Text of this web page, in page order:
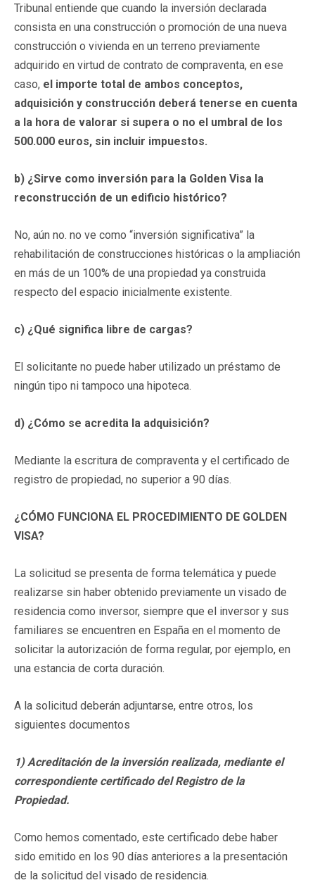
Tribunal entiende que cuando la inversión declarada
consista en una construcción o promoción de una nueva
construcción o vivienda en un terreno previamente
adquirido en virtud de contrato de compraventa, en ese
caso, el importe total de ambos conceptos,
adquisición y construcción deberá tenerse en cuenta
a la hora de valorar si supera o no el umbral de los
500.000 euros, sin incluir impuestos.
b) ¿Sirve como inversión para la Golden Visa la
reconstrucción de un edificio histórico?
No, aún no. no ve como “inversión significativa” la
rehabilitación de construcciones históricas o la ampliación
en más de un 100% de una propiedad ya construida
respecto del espacio inicialmente existente.
c) ¿Qué significa libre de cargas?
El solicitante no puede haber utilizado un préstamo de
ningún tipo ni tampoco una hipoteca.
d) ¿Cómo se acredita la adquisición?
Mediante la escritura de compraventa y el certificado de
registro de propiedad, no superior a 90 días.
¿CÓMO FUNCIONA EL PROCEDIMIENTO DE GOLDEN
VISA?
La solicitud se presenta de forma telemática y puede
realizarse sin haber obtenido previamente un visado de
residencia como inversor, siempre que el inversor y sus
familiares se encuentren en España en el momento de
solicitar la autorización de forma regular, por ejemplo, en
una estancia de corta duración.
A la solicitud deberán adjuntarse, entre otros, los
siguientes documentos
1) Acreditación de la inversión realizada, mediante el
correspondiente certificado del Registro de la
Propiedad.
Como hemos comentado, este certificado debe haber
sido emitido en los 90 días anteriores a la presentación
de la solicitud del visado de residencia.